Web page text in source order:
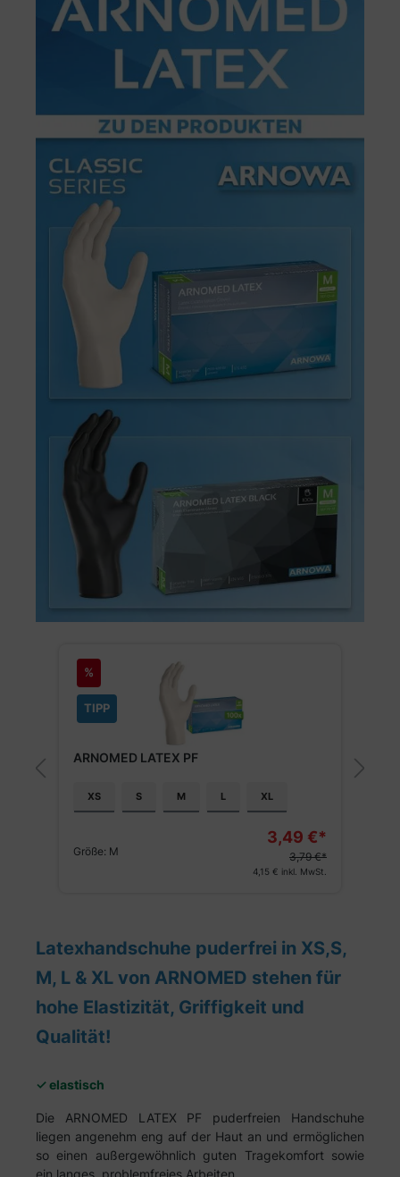
XS S M L XL
Größe:M 4,19 €*
4,99 € inkl. MwSt.
Latexhandschuhe puderfrei in XS,S,
M, L & XL von ARNOMED stehen für
hohe Elastizität, Griffigkeit und
Qualität!
✓ elastisch
Die ARNOMED LATEX PF puderfreien Handschuhe
liegen angenehm eng auf der Haut an und ermöglichen
so einen außergewöhnlich guten Tragekomfort sowie